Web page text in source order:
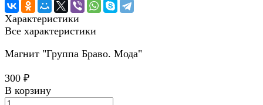
Характеристики
Все характеристики
Магнит "Группа Браво. Мода"
300 ₽
В корзину